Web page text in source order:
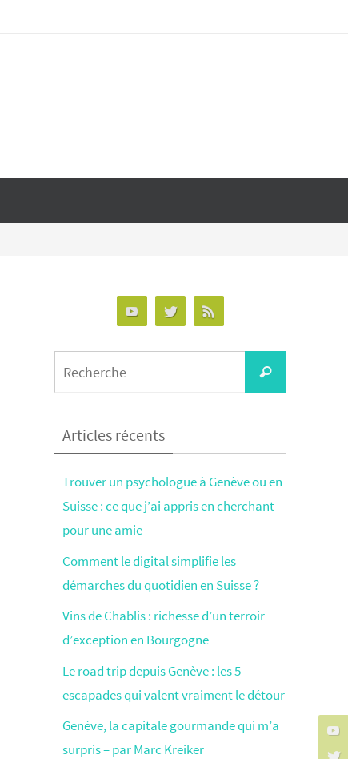
Recherche
Articles récents
Trouver un psychologue à Genève ou en
Suisse : ce que j’ai appris en cherchant
pour une amie
Comment le digital simplifie les
démarches du quotidien en Suisse ?
Vins de Chablis : richesse d’un terroir
d’exception en Bourgogne
Le road trip depuis Genève : les 5
escapades qui valent vraiment le détour
Genève, la capitale gourmande qui m’a
surpris – par Marc Kreiker